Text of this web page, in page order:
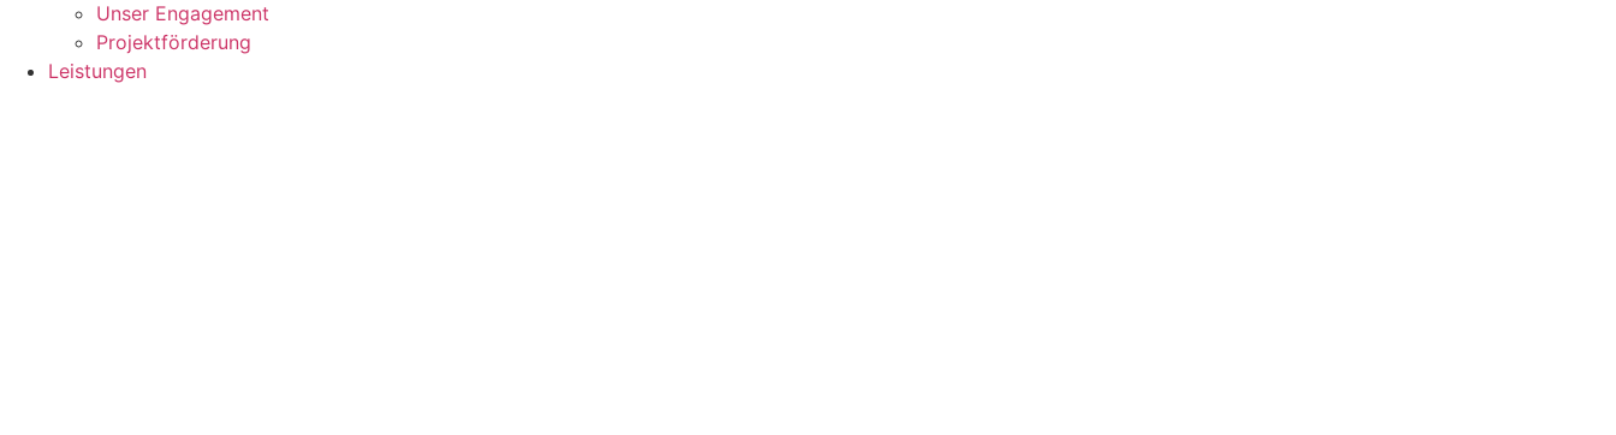
Unser Engagement
Projektförderung
Leistungen